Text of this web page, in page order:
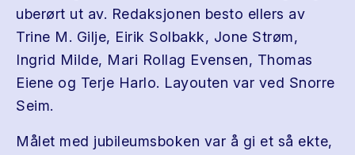
uberørt ut av. Redaksjonen besto ellers av
Trine M. Gilje, Eirik Solbakk, Jone Strøm,
Ingrid Milde, Mari Rollag Evensen, Thomas
Eiene og Terje Harlo. Layouten var ved Snorre
Seim.
Målet med jubileumsboken var å gi et så ekte,